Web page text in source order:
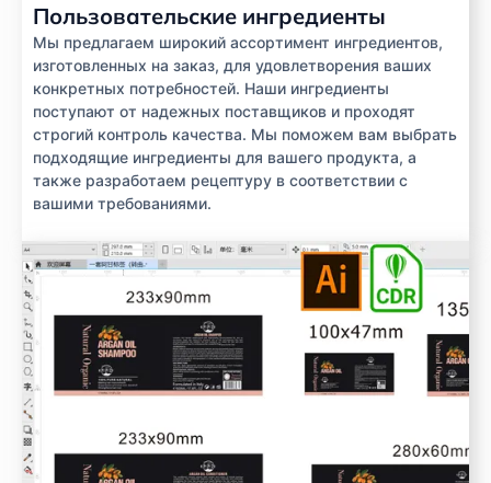
Пользовательские ингредиенты
Мы предлагаем широкий ассортимент ингредиентов,
изготовленных на заказ, для удовлетворения ваших
конкретных потребностей. Наши ингредиенты
поступают от надежных поставщиков и проходят
строгий контроль качества. Мы поможем вам выбрать
подходящие ингредиенты для вашего продукта, а
также разработаем рецептуру в соответствии с
вашими требованиями.